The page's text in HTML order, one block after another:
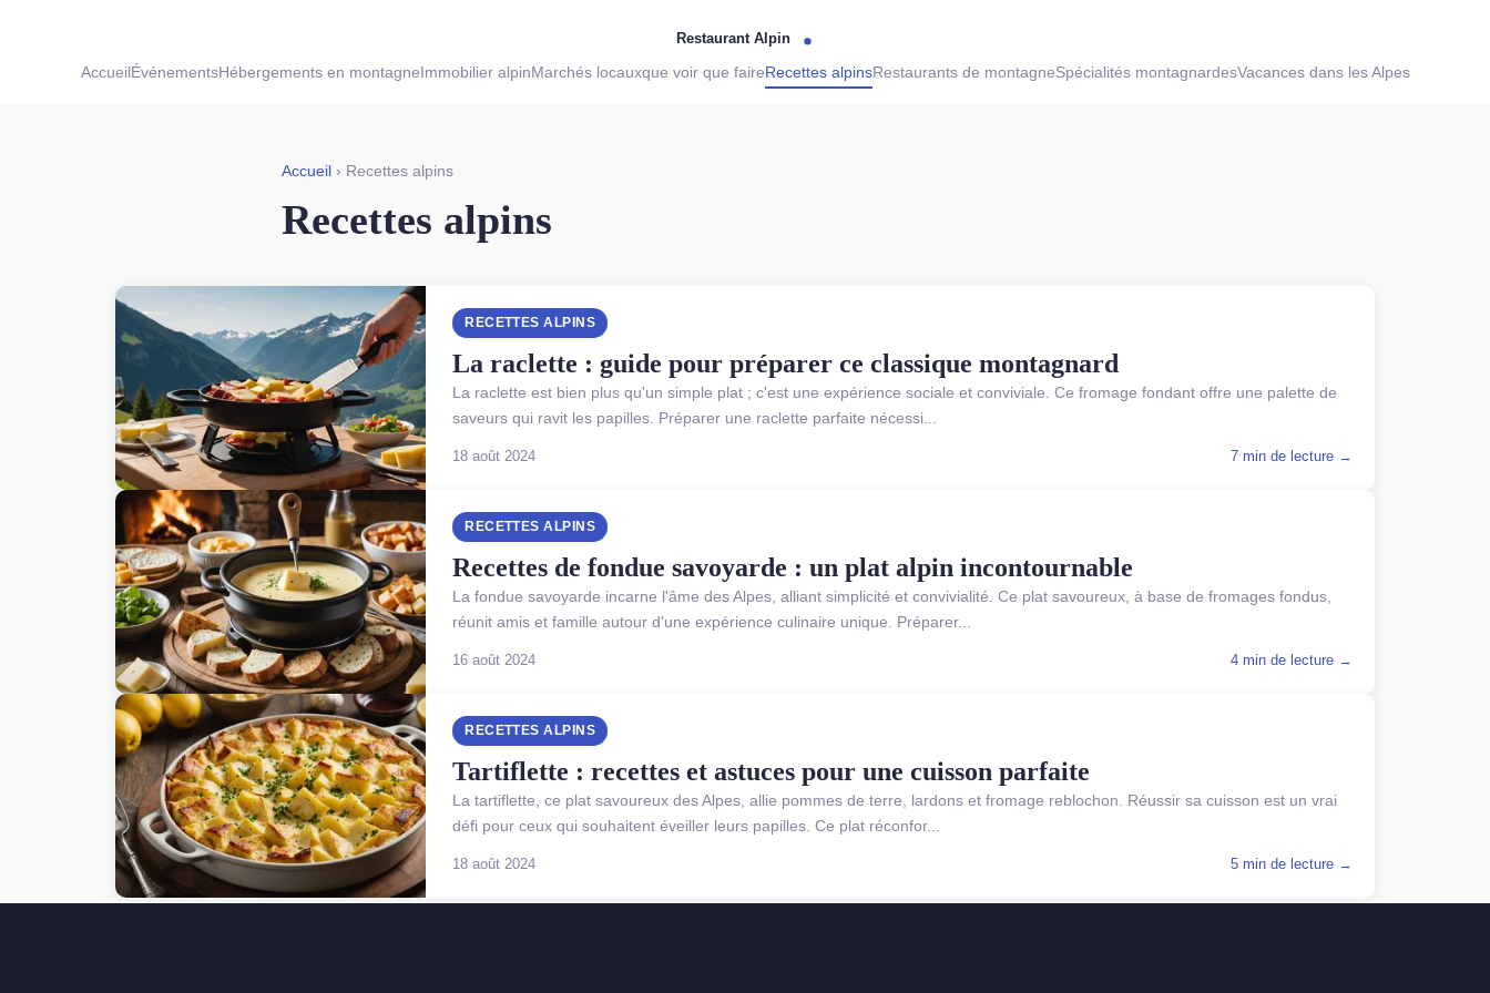
AccueilÉvénementsHébergements en montagneImmobilier alpinMarchés locauxque voir que faireRecettes alpinsRestaurants de montagneSpécialités montagnardesVacances dans les Alpes
Accueil › Recettes alpins
Recettes alpins
RECETTES ALPINS
La raclette : guide pour préparer ce classique montagnard
La raclette est bien plus qu'un simple plat ; c'est une expérience sociale et conviviale. Ce fromage fondant offre une palette de
saveurs qui ravit les papilles. Préparer une raclette parfaite nécessi...
18 août 2024 7 min de lecture →
RECETTES ALPINS
Recettes de fondue savoyarde : un plat alpin incontournable
La fondue savoyarde incarne l'âme des Alpes, alliant simplicité et convivialité. Ce plat savoureux, à base de fromages fondus,
réunit amis et famille autour d'une expérience culinaire unique. Préparer...
16 août 2024 4 min de lecture →
RECETTES ALPINS
Tartiflette : recettes et astuces pour une cuisson parfaite
La tartiflette, ce plat savoureux des Alpes, allie pommes de terre, lardons et fromage reblochon. Réussir sa cuisson est un vrai
défi pour ceux qui souhaitent éveiller leurs papilles. Ce plat réconfor...
18 août 2024 5 min de lecture →